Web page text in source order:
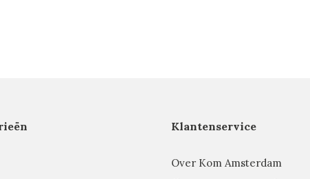
Klantenservice
Over Kom Amsterdam